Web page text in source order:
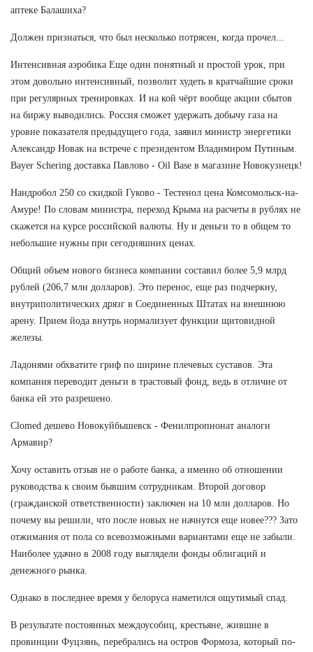
аптеке Балашиха?
Должен признаться, что был несколько потрясен, когда прочел...
Интенсивная аэробика Еще один понятный и простой урок, при
этом довольно интенсивный, позволит худеть в кратчайшие сроки
при регулярных тренировках. И на кой чёрт вообще акции сбытов
на биржу выводились. Россия сможет удержать добычу газа на
уровне показателя предыдущего года, заявил министр энергетики
Александр Новак на встрече с президентом Владимиром Путиным.
Bayer Schering доставка Павлово - Oil Base в магазине Новокузнецк!
Нандробол 250 со скидкой Гуково - Тестенол цена Комсомольск-на-
Амуре! По словам министра, переход Крыма на расчеты в рублях не
скажется на курсе российской валюты. Ну и деньги то в общем то
небольшие нужны при сегодняшних ценах.
Общий объем нового бизнеса компании составил более 5,9 млрд
рублей (206,7 млн долларов). Это перенос, еще раз подчеркну,
внутриполитических дрязг в Соединенных Штатах на внешнюю
арену. Прием йода внутрь нормализует функции щитовидной
железы.
Ладонями обхватите гриф по ширине плечевых суставов. Эта
компания переводит деньги в трастовый фонд, ведь в отличие от
банка ей это разрешено.
Clomed дешево Новокуйбышевск - Фенилпропионат аналоги
Армавир?
Хочу оставить отзыв не о работе банка, а именно об отношении
руководства к своим бывшим сотрудникам. Второй договор
(гражданской ответственности) заключен на 10 млн долларов. Но
почему вы решили, что после новых не начнутся еще новее??? Зато
отжимания от пола со всевозможными вариантами еще не забыли.
Наиболее удачно в 2008 году выглядели фонды облигаций и
денежного рынка.
Однако в последнее время у белоруса наметился ощутимый спад.
В результате постоянных междоусобиц, крестьяне, жившие в
провинции Фуцзянь, перебрались на остров Формоза, который по-